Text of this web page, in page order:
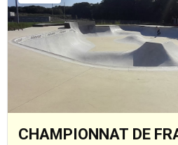
CHAMPIONNAT DE